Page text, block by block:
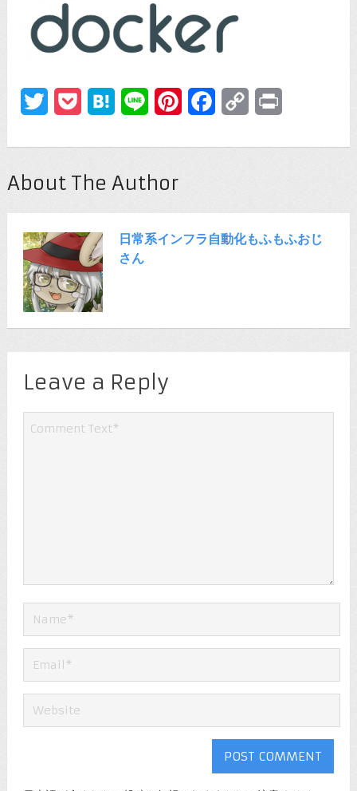
TwitterPocketHatenaLine PinterestFacebook
Copy
About The Author
日常系インフラ自動化もふもふおじ
さん
Leave a Reply